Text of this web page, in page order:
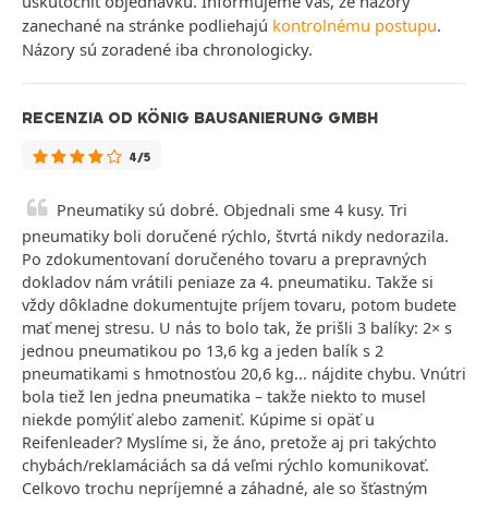
zanechané na stránke podliehajú kontrolnému postupu.
Názory sú zoradené iba chronologicky.
RECENZIA OD KÖNIG BAUSANIERUNG GMBH
4/5
Pneumatiky sú dobré. Objednali sme 4 kusy. Tri
pneumatiky boli doručené rýchlo, štvrtá nikdy nedorazila.
Po zdokumentovaní doručeného tovaru a prepravných
dokladov nám vrátili peniaze za 4. pneumatiku. Takže si
vždy dôkladne dokumentujte príjem tovaru, potom budete
mať menej stresu. U nás to bolo tak, že prišli 3 balíky: 2× s
jednou pneumatikou po 13,6 kg a jeden balík s 2
pneumatikami s hmotnosťou 20,6 kg... nájdite chybu. Vnútri
bola tiež len jedna pneumatika – takže niekto to musel
niekde pomýliť alebo zameniť. Kúpime si opäť u
Reifenleader? Myslíme si, že áno, pretože aj pri takýchto
chybách/reklamáciách sa dá veľmi rýchlo komunikovať.
Celkovo trochu nepríjemné a záhadné, ale so šťastným